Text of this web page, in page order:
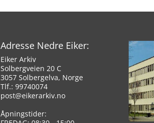
Adresse Nedre Eiker:
Eiker Arkiv
Solbergveien 20 C
3057 Solbergelva, Norge
Tlf.: 99740074
post@eikerarkiv.no
Åpningstider: